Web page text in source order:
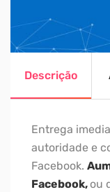
Descrição
Entrega
autoridade e
Facebook.
Facebook, ou